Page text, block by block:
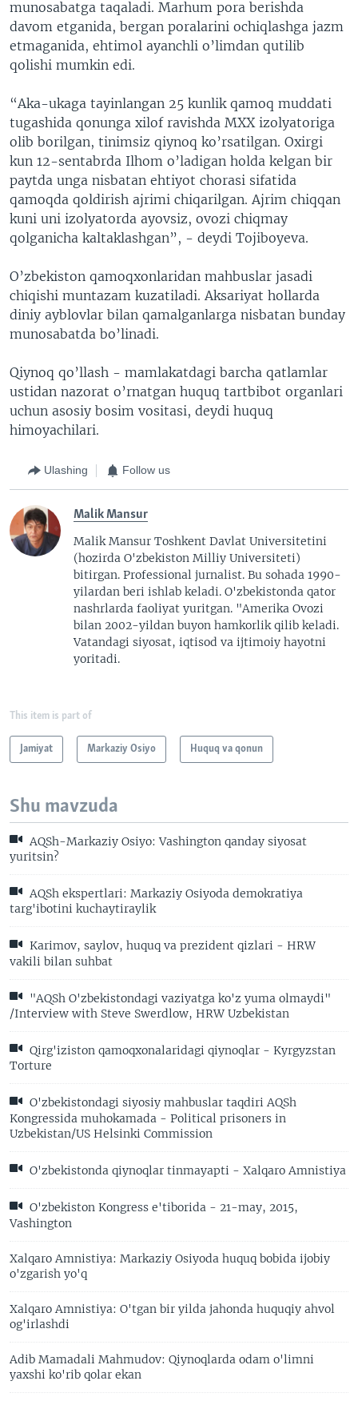
munosabatga taqaladi. Marhum pora berishda
davom etganida, bergan poralarini ochiqlashga jazm
etmaganida, ehtimol ayanchli o’limdan qutilib
qolishi mumkin edi.
“Aka-ukaga tayinlangan 25 kunlik qamoq muddati
tugashida qonunga xilof ravishda MXX izolyatoriga
olib borilgan, tinimsiz qiynoq ko’rsatilgan. Oxirgi
kun 12-sentabrda Ilhom o’ladigan holda kelgan bir
paytda unga nisbatan ehtiyot chorasi sifatida
qamoqda qoldirish ajrimi chiqarilgan. Ajrim chiqqan
kuni uni izolyatorda ayovsiz, ovozi chiqmay
qolganicha kaltaklashgan”, - deydi Tojiboyeva.
O’zbekiston qamoqxonlaridan mahbuslar jasadi
chiqishi muntazam kuzatiladi. Aksariyat hollarda
diniy ayblovlar bilan qamalganlarga nisbatan bunday
munosabatda bo’linadi.
Qiynoq qo’llash - mamlakatdagi barcha qatlamlar
ustidan nazorat o’rnatgan huquq tartbibot organlari
uchun asosiy bosim vositasi, deydi huquq
himoyachilari.
Ulashing Follow us
Malik Mansur
Malik Mansur Toshkent Davlat Universitetini
(hozirda O'zbekiston Milliy Universiteti)
bitirgan. Professional jurnalist. Bu sohada 1990-
yilardan beri ishlab keladi. O'zbekistonda qator
nashrlarda faoliyat yuritgan. "Amerika Ovozi
bilan 2002-yildan buyon hamkorlik qilib keladi.
Vatandagi siyosat, iqtisod va ijtimoiy hayotni
yoritadi.
This item is part of
Jamiyat Markaziy Osiyo Huquq va qonun
Shu mavzuda
AQSh-Markaziy Osiyo: Vashington qanday siyosat
yuritsin?
AQSh ekspertlari: Markaziy Osiyoda demokratiya
targ'ibotini kuchaytiraylik
Karimov, saylov, huquq va prezident qizlari - HRW
vakili bilan suhbat
"AQSh O'zbekistondagi vaziyatga ko'z yuma olmaydi"
/Interview with Steve Swerdlow, HRW Uzbekistan
Qirg'iziston qamoqxonalaridagi qiynoqlar - Kyrgyzstan
Torture
O'zbekistondagi siyosiy mahbuslar taqdiri AQSh
Kongressida muhokamada - Political prisoners in
Uzbekistan/US Helsinki Commission
O'zbekistonda qiynoqlar tinmayapti - Xalqaro Amnistiya
O'zbekiston Kongress e'tiborida - 21-may, 2015,
Vashington
Xalqaro Amnistiya: Markaziy Osiyoda huquq bobida ijobiy
o'zgarish yo'q
Xalqaro Amnistiya: O'tgan bir yilda jahonda huquqiy ahvol
og'irlashdi
Adib Mamadali Mahmudov: Qiynoqlarda odam o'limni
yaxshi ko'rib qolar ekan